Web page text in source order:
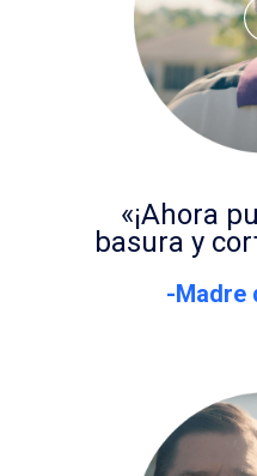
«¡Ahora
basura y
-Madre